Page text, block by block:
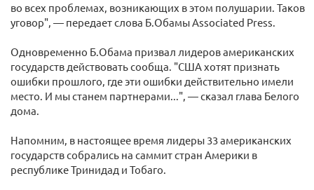
во всех проблемах, возникающих в этом полушарии. Таков
уговор", — передает слова Б.Обамы Associated Press.
Одновременно Б.Обама призвал лидеров американских
государств действовать сообща. "США хотят признать
ошибки прошлого, где эти ошибки действительно имели
место. И мы станем партнерами...", — сказал глава Белого
дома.
Напомним, в настоящее время лидеры 33 американских
государств собрались на саммит стран Америки в
республике Тринидад и Тобаго.